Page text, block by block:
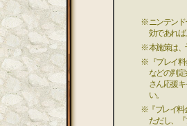
※ ニンテンド
効であれ
※ 本施策は、
※ 『プレイ料
などの判
さん応援
い。
※『プレイ料
ただし、